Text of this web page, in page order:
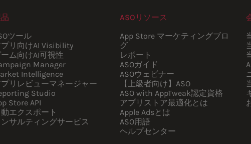
ツール
リ向けAI Visibility
ム向けAI可視性
Manager
Intelligence
リレビューマネージャー
Studio
Store API
動エクスポート
ンサルティングサービス
ASOリソース
App Store マーケティングブロ
グ
レポート
ASOガイド
ASOウェビナー
【上級者向け】ASO
ASO with AppTweak認定資格
アプリストア最適化とは
Apple Adsとは
ASO用語
ヘルプセンター